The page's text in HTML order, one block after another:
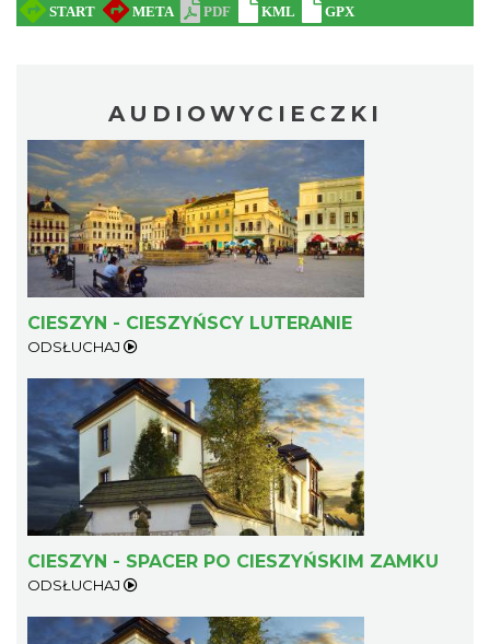
AUDIOWYCIECZKI
CIESZYN - CIESZYŃSCY LUTERANIE
ODSŁUCHAJ
CIESZYN - SPACER PO CIESZYŃSKIM ZAMKU
ODSŁUCHAJ